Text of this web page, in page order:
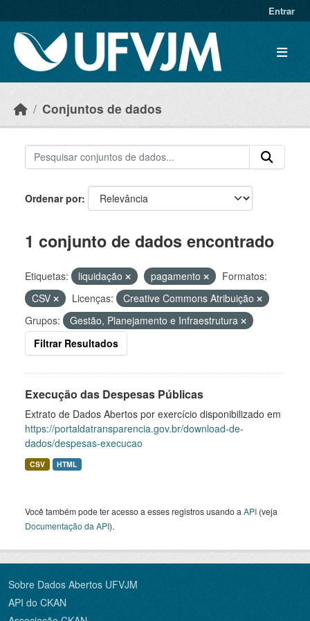
Entrar
Conjuntos de dados
Ordenar por
1 conjunto de dados encontrado
Etiquetas: liquidação pagamento
Formatos:
CSV
Licenças:
Creative Commons Atribuição
Grupos:
Gestão, Planejamento e Infraestrutura
Filtrar Resultados
Execução das Despesas Públicas
Extrato de Dados Abertos por exercício disponibilizado em
https://portaldatransparencia.gov.br/download-de-
dados/despesas-execucao
CSV HTML
Você também pode ter acesso a esses registros usando a API (veja
Documentação da API).
Sobre Dados Abertos UFVJM
API do CKAN